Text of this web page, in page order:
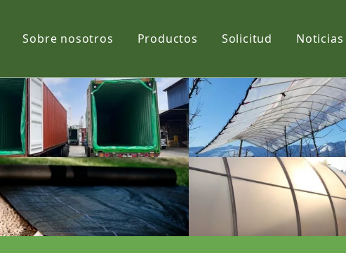
Sobre nosotros Productos
Tela
Net
Solicitud Noticias